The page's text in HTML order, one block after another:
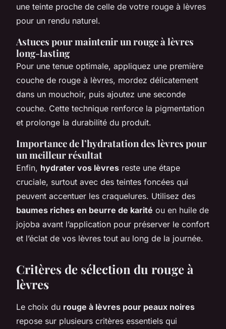
une teinte proche de celle de votre rouge à lèvres
pour un rendu naturel.
Astuces pour maintenir un rouge à lèvres
long-lasting
Pour une tenue optimale, appliquez une première
couche de rouge à lèvres, mordez délicatement
dans un mouchoir, puis ajoutez une seconde
couche. Cette technique renforce la pigmentation
et prolonge la durabilité du produit.
Importance de l’hydratation des lèvres pour
un meilleur résultat
Enfin, hydrater vos lèvres reste une étape
cruciale, surtout avec des teintes foncées qui
peuvent accentuer les craquelures. Utilisez des
baumes riches en beurre de karité ou en huile de
jojoba avant l’application pour préserver le confort
et l’éclat de vos lèvres tout au long de la journée.
Critères de sélection du rouge à
lèvres
Le choix du rouge à lèvres pour peaux noires
repose sur plusieurs critères essentiels qui